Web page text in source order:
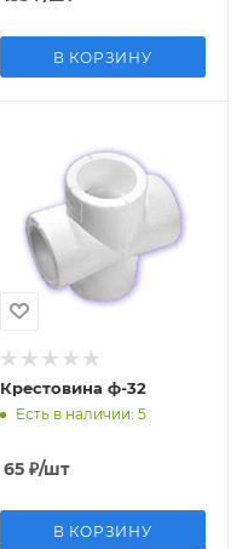
В КОРЗИНУ
Крестовина ф-32
Есть в наличии: 5
65₽/шт
В КОРЗИНУ